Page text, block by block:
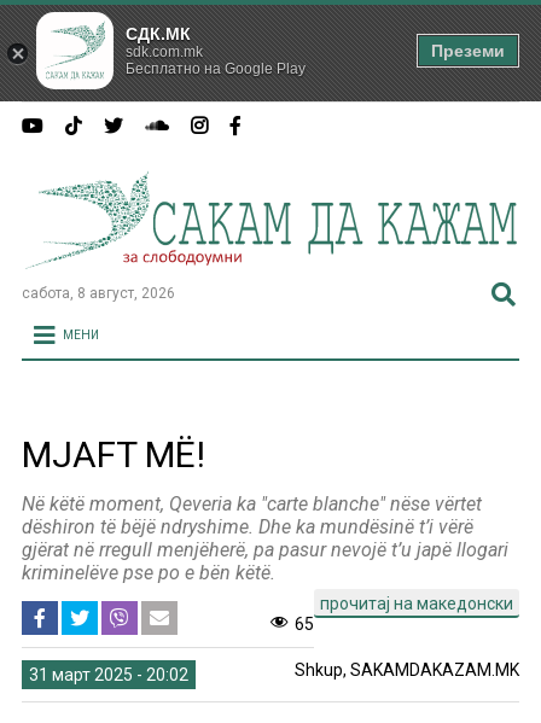
сабота, 8 август, 2026
МЕНИ
MJAFT MË!
Në këtë moment, Qeveria ka "carte blanche" nëse vërtet
dëshiron të bëjë ndryshime. Dhe ka mundësinë t’i vërë
gjërat në rregull menjëherë, pa pasur nevojë t’u japë llogari
kriminelëve pse po e bën këtë.
прочитај на македонски
65
31 март 2025 - 20:02 Shkup, SAKAMDAKAZAM.MK
СДК.МК
sdk.com.mk
Бесплатно на Google Play
Преземи